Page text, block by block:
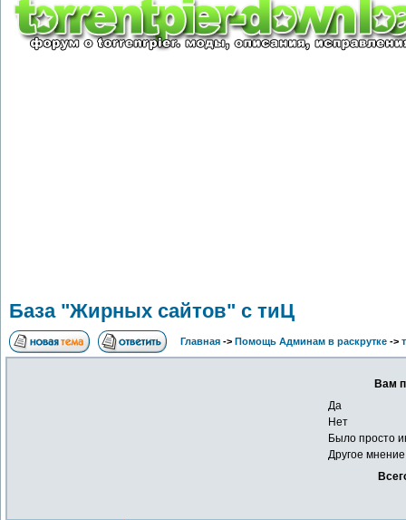
База "Жирных сайтов" с тиЦ
Главная -> Помощь Админам в раскрутке ->
Вам
Да
Нет
Было просто
Другое мнение